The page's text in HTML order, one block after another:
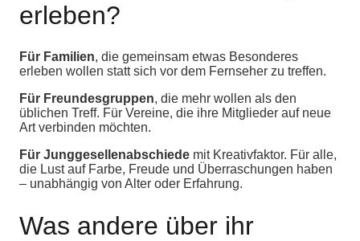
erleben?
Für Familien, die gemeinsam etwas Besonderes
erleben wollen statt sich vor dem Fernseher zu treffen.
Für Freundesgruppen, die mehr wollen als den
üblichen Treff. Für Vereine, die ihre Mitglieder auf neue
Art verbinden möchten.
Für Junggesellenabschiede mit Kreativfaktor. Für alle,
die Lust auf Farbe, Freude und Überraschungen haben
– unabhängig von Alter oder Erfahrung.
Was andere über ihr